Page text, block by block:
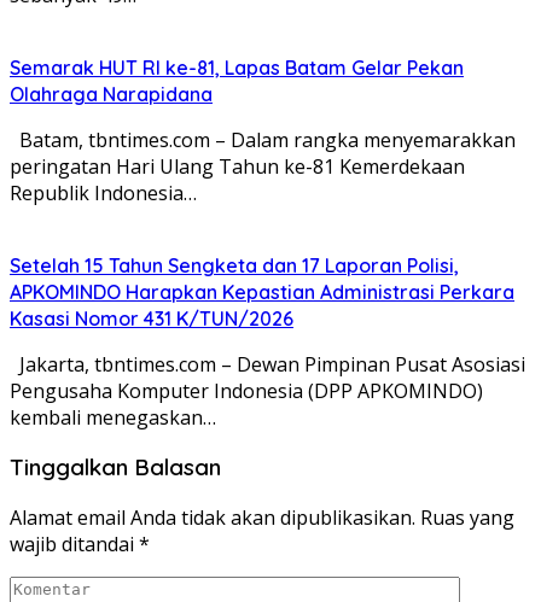
Semarak HUT RI ke-81, Lapas Batam Gelar Pekan
Olahraga Narapidana
Batam, tbntimes.com – Dalam rangka menyemarakkan
peringatan Hari Ulang Tahun ke-81 Kemerdekaan
Republik Indonesia…
Setelah 15 Tahun Sengketa dan 17 Laporan Polisi,
APKOMINDO Harapkan Kepastian Administrasi Perkara
Kasasi Nomor 431 K/TUN/2026
Jakarta, tbntimes.com – Dewan Pimpinan Pusat Asosiasi
Pengusaha Komputer Indonesia (DPP APKOMINDO)
kembali menegaskan…
Tinggalkan Balasan
Alamat email Anda tidak akan dipublikasikan. Ruas yang
wajib ditandai *